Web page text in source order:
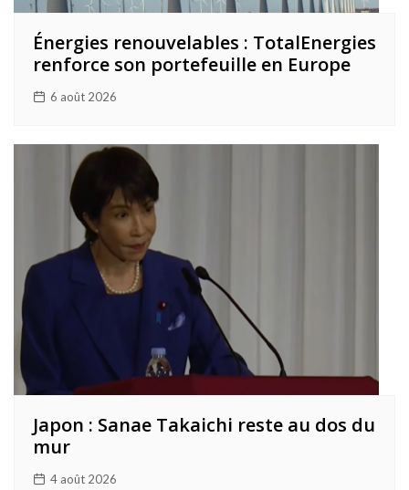
Énergies renouvelables : TotalEnergies
renforce son portefeuille en Europe
6 août 2026
Japon : Sanae Takaichi reste au dos du
mur
4 août 2026